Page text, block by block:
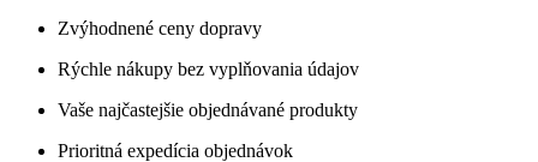
Zvýhodnené ceny dopravy
Rýchle nákupy bez vyplňovania údajov
Vaše najčastejšie objednávané produkty
Prioritná expedícia objednávok